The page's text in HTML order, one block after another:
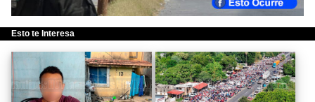
Esto te Interesa